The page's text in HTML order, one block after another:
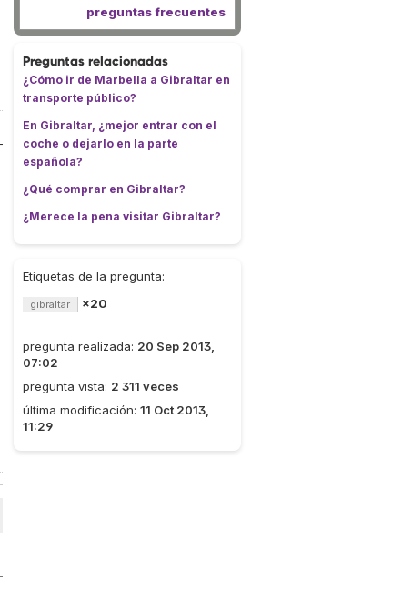
preguntas frecuentes
Preguntas relacionadas
¿Cómo ir de Marbella a Gibraltar en
transporte público?
En Gibraltar, ¿mejor entrar con el
coche o dejarlo en la parte
española?
¿Qué comprar en Gibraltar?
¿Merece la pena visitar Gibraltar?
Etiquetas de la pregunta:
gibraltar ×20
pregunta realizada: 20 Sep 2013,
07:02
pregunta vista: 2 311 veces
última modificación: 11 Oct 2013,
11:29